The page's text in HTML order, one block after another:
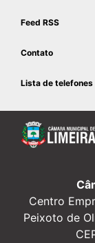
Feed RSS
Contato
Lista de telefones
Centro
Peixoto de